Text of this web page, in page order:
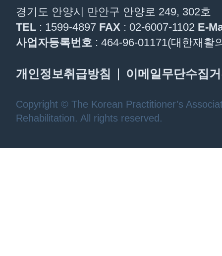
경기도 안양시 만안구 안양로 249, 302호
TEL : 1599-4897 FAX : 02-6007-1102 E-
사업자등록번호 : 464-96-01171(대한재활
개인정보취급방침 이메일무단수집
Copyright © The Korean Practitioner’s
Rehabilitation. All rights reserved.